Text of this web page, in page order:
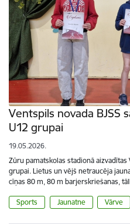
Ventspils novada BJSS
U12 grupai
19.05.2026.
Zūru pamatskolas stadionā aizvadītas
grupai. Lietus un vējš netraucēja
cīņas 80 m, 80 m barjerskriešanas,
Sports Jaunatne Vārve